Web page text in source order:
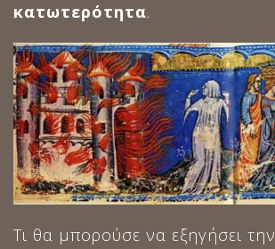
κατωτερότητα.
Τι θα μπορούσε να εξηγήσει την